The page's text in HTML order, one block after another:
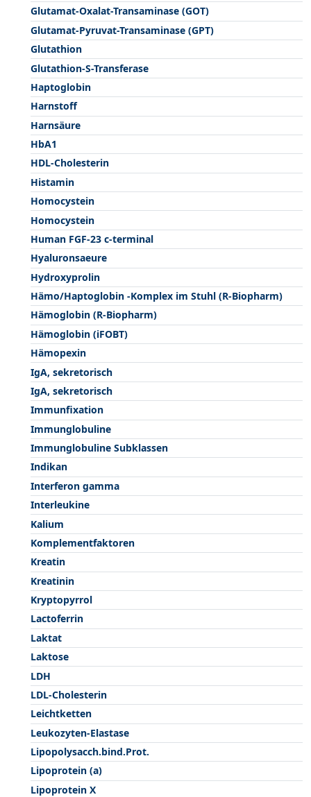
Glutamat-Oxalat-Transaminase (GOT)
Glutamat-Pyruvat-Transaminase (GPT)
Glutathion
Glutathion-S-Transferase
Haptoglobin
Harnstoff
Harnsäure
HbA1
HDL-Cholesterin
Histamin
Homocystein
Homocystein
Human FGF-23 c-terminal
Hyaluronsaeure
Hydroxyprolin
Hämo/Haptoglobin -Komplex im Stuhl (R-Biopharm)
Hämoglobin (R-Biopharm)
Hämoglobin (iFOBT)
Hämopexin
IgA, sekretorisch
IgA, sekretorisch
Immunfixation
Immunglobuline
Immunglobuline Subklassen
Indikan
Interferon gamma
Interleukine
Kalium
Komplementfaktoren
Kreatin
Kreatinin
Kryptopyrrol
Lactoferrin
Laktat
Laktose
LDH
LDL-Cholesterin
Leichtketten
Leukozyten-Elastase
Lipopolysacch.bind.Prot.
Lipoprotein (a)
Lipoprotein X